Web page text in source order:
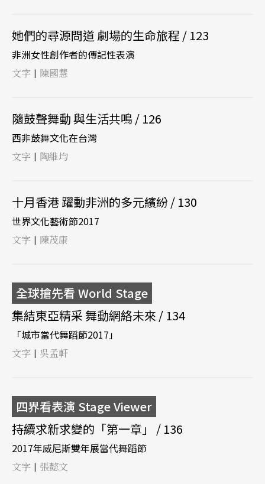
她們的尋源問道 劇場的生命旅程 / 123
非洲女性創作者的傳記性表演
文字 | 陳國慧
隨鼓聲舞動 與生活共鳴 / 126
西非鼓舞文化在台灣
文字 | 陶維均
十月香港 躍動非洲的多元繽紛 / 130
世界文化藝術節2017
文字 | 陳茂康
全球搶先看 World Stage
集結東亞精采 舞動網絡未來 / 134
「城市當代舞蹈節2017」
文字 | 吳孟軒
四界看表演 Stage Viewer
持續求新求變的「第一章」 / 136
2017年威尼斯雙年展當代舞蹈節
文字 | 張懿文